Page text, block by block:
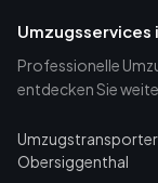
Umzugsservices
Professionelle
entdecken Sie
Umzugstransporter
Obersiggenthal